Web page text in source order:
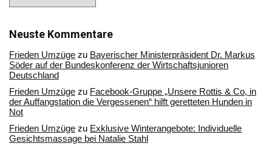
Archiv
Neuste Kommentare
Frieden Umzüge zu Bayerischer Ministerpräsident Dr. Markus
Söder auf der Bundeskonferenz der Wirtschaftsjunioren
Deutschland
Frieden Umzüge zu Facebook-Gruppe „Unsere Rottis & Co, in
der Auffangstation die Vergessenen“ hilft geretteten Hunden in
Not
Frieden Umzüge zu Exklusive Winterangebote: Individuelle
Gesichtsmassage bei Natalie Stahl